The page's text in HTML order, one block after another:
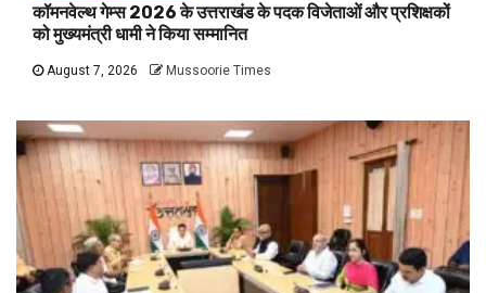
कॉमनवेल्थ गेम्स 2026 के उत्तराखंड के पदक विजेताओं और प्रशिक्षकों
को मुख्यमंत्री धामी ने किया सम्मानित
August 7, 2026 Mussoorie Times